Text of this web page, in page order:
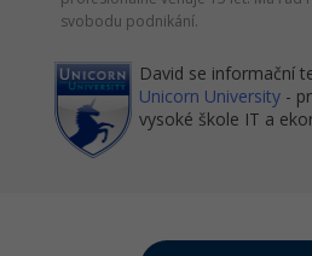
svobodu podnikání.
David se informační
Unicorn University -
vysoké škole IT a